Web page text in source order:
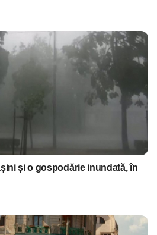
și o gospodărie inundată, în